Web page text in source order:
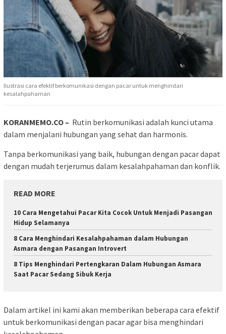
Ilustrasi cara efektif berkomunikasi dengan pacar untuk menghindari
kesalahpahaman
KORANMEMO.CO – Rutin berkomunikasi adalah kunci utama
dalam menjalani hubungan yang sehat dan harmonis.
Tanpa berkomunikasi yang baik, hubungan dengan pacar dapat
dengan mudah terjerumus dalam kesalahpahaman dan konflik.
READ MORE
10 Cara Mengetahui Pacar Kita Cocok Untuk Menjadi Pasangan
Hidup Selamanya
8 Cara Menghindari Kesalahpahaman dalam Hubungan
Asmara dengan Pasangan Introvert
8 Tips Menghindari Pertengkaran Dalam Hubungan Asmara
Saat Pacar Sedang Sibuk Kerja
Dalam artikel ini kami akan memberikan beberapa cara efektif
untuk berkomunikasi dengan pacar agar bisa menghindari